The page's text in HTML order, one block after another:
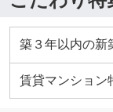
築３年以内の新
賃貸マンション